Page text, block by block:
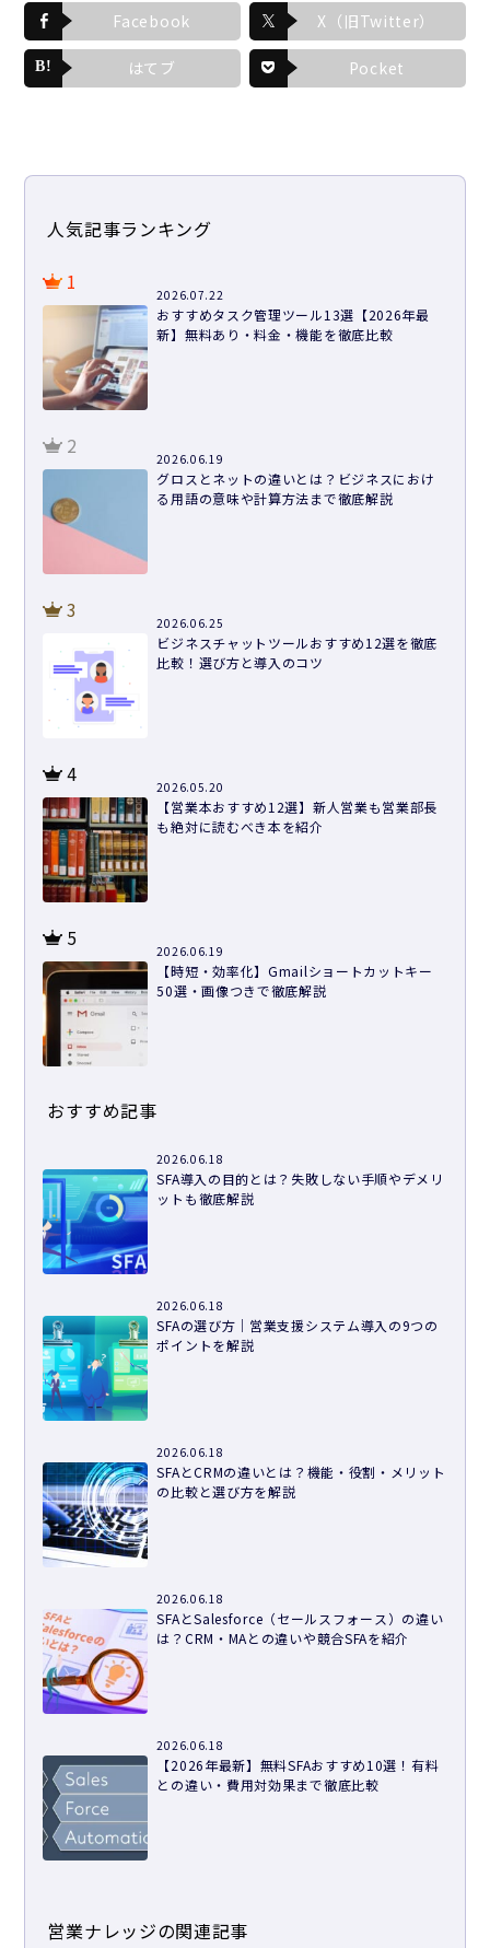
Facebook X（旧Twitter）
はてブ Pocket
人気記事ランキング
1
2026.07.22
おすすめタスク管理ツール13選【2026年最
新】無料あり・料金・機能を徹底比較
2
2026.06.19
グロスとネットの違いとは？ビジネスにおけ
る用語の意味や計算方法まで徹底解説
3
2026.06.25
ビジネスチャットツールおすすめ12選を徹底
比較！選び方と導入のコツ
4
2026.05.20
【営業本おすすめ12選】新人営業も営業部長
も絶対に読むべき本を紹介
5
2026.06.19
【時短・効率化】Gmailショートカットキー
50選・画像つきで徹底解説
おすすめ記事
2026.06.18
SFA導入の目的とは？失敗しない手順やデメリ
ットも徹底解説
2026.06.18
SFAの選び方｜営業支援システム導入の9つの
ポイントを解説
2026.06.18
SFAとCRMの違いとは？機能・役割・メリット
の比較と選び方を解説
2026.06.18
SFAとSalesforce（セールスフォース）の違い
は？CRM・MAとの違いや競合SFAを紹介
2026.06.18
【2026年最新】無料SFAおすすめ10選！有料
との違い・費用対効果まで徹底比較
営業ナレッジの関連記事